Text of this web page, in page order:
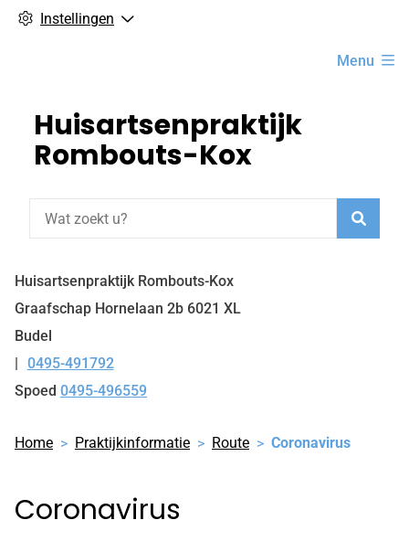
Instellingen
Menu
Huisartsenpraktijk
Rombouts-Kox
Huisartsenpraktijk Rombouts-Kox
Graafschap Hornelaan 2b 6021 XL
Budel
Tel:
0495-491792
Spoed 0495-496559
Home Praktijkinformatie Route Coronavirus
Coronavirus